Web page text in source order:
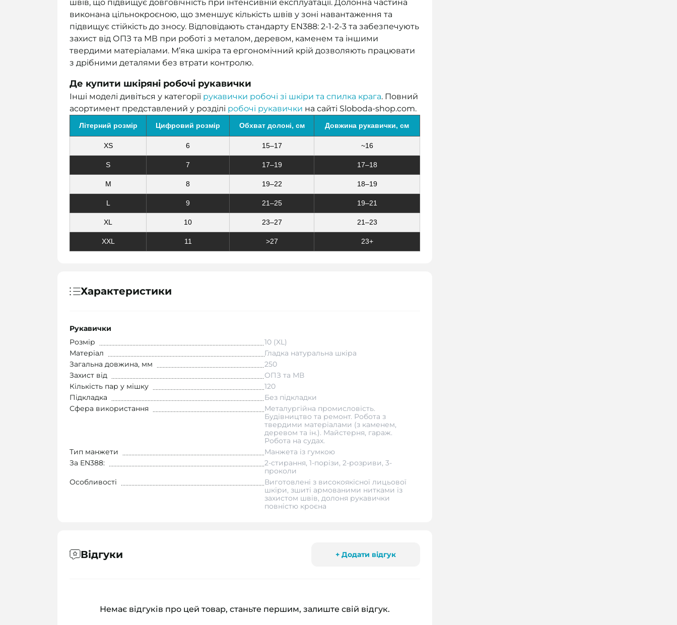
швів, що підвищує довговічність при інтенсивній експлуатації. Долонна частина
виконана цільнокроєною, що зменшує кількість швів у зоні навантаження та
підвищує стійкість до зносу. Відповідають стандарту EN388: 2-1-2-3 та забезпечують
захист від ОПЗ та МВ при роботі з металом, деревом, каменем та іншими
твердими матеріалами. М’яка шкіра та ергономічний крій дозволяють працювати
з дрібними деталями без втрати контролю.
Де купити шкіряні робочі рукавички
Інші моделі дивіться у категорії рукавички робочі зі шкіри та спилка крага. Повний
асортимент представлений у розділі робочі рукавички на сайті Sloboda-shop.com.
Літерний розмір Цифровий розмір Обхват долоні, см Довжина рукавички, см
XS 6 15–17 ~16
S 7 17–19 17–18
M 8 19–22 18–19
L 9 21–25 19–21
XL 10 23–27 21–23
XXL 11 >27 23+
Характеристики
Рукавички
Розмір
10 (XL)
Матеріал
Гладка натуральна шкіра
Загальна довжина, мм
250
Захист від
ОПЗ та МВ
Кількість пар у мішку
120
Підкладка
Без підкладки
Сфера використання
Металургійна промисловість.
Будівництво та ремонт. Робота з
твердими матеріалами (з каменем,
деревом та ін.). Майстерня, гараж.
Робота на судах.
Тип манжети
Манжета із гумкою
За EN388:
2-стирання, 1-порізи, 2-розриви, 3-
проколи
Особливості
Виготовлені з високоякісної лицьової
шкіри, зшиті армованими нитками із
захистом швів, долоня рукавички
повністю кроєна
Відгуки + Додати відгук
Немає відгуків про цей товар, станьте першим, залиште свій відгук.